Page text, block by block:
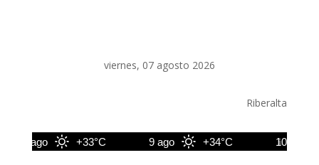
viernes, 07 agosto 2026
Riberalta
8 ago +33°C 9 ago +34°C 10 ago